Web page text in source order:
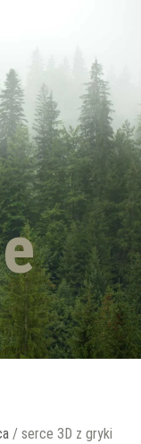
/ serce 3D z gryki